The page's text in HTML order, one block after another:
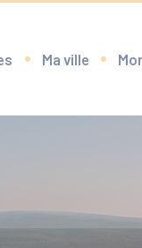
Ma ville